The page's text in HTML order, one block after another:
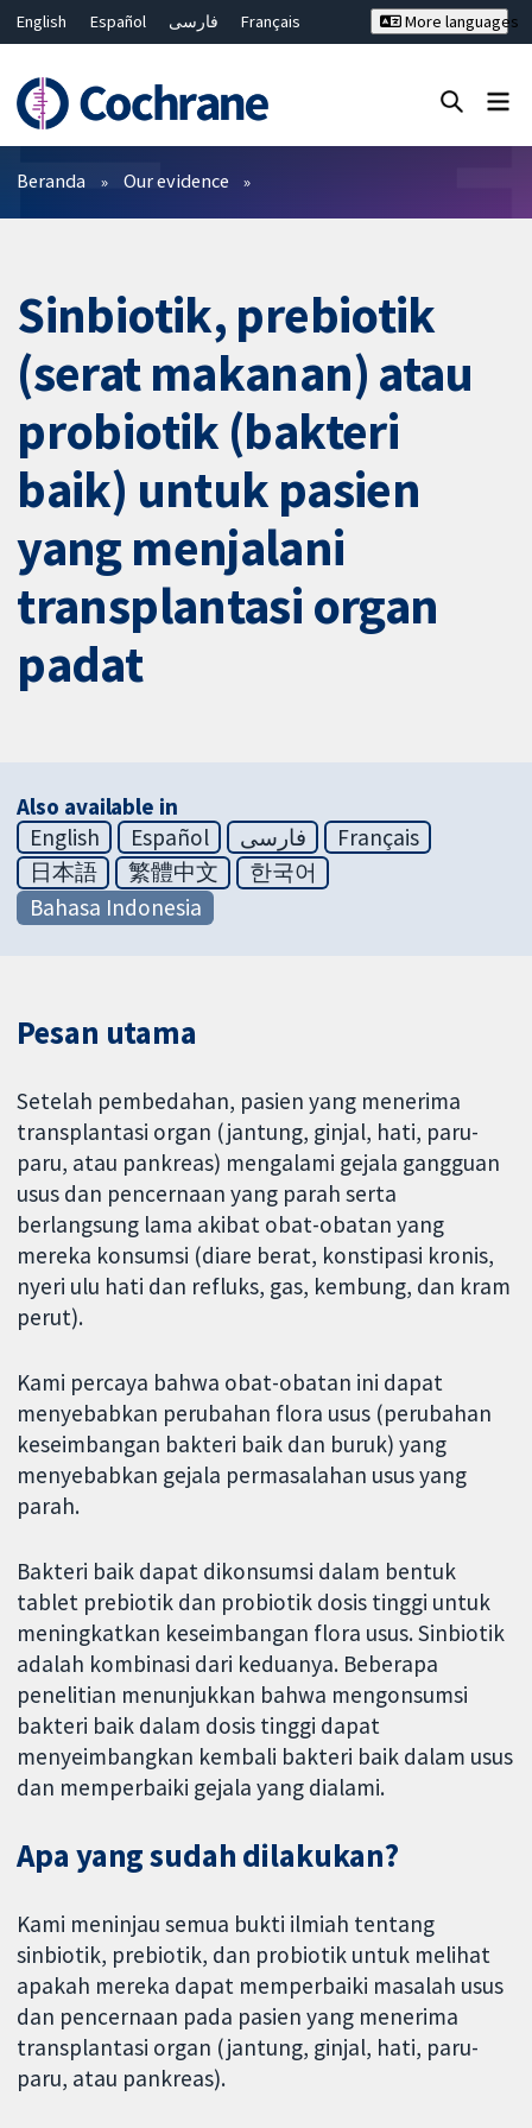
English Español فارسی
Français
Bahasa Malaysia
ไทย
繁體中文
简体中文
More languages
Filter
Beranda Our evidence
Sinbiotik, prebiotik
(serat makanan) atau
probiotik (bakteri
baik) untuk pasien
yang menjalani
transplantasi organ
padat
Also available in
English
Español فارسی
Français
日本語
繁體中文
한국어
Bahasa Indonesia
Pesan utama
Setelah pembedahan, pasien yang menerima
transplantasi organ (jantung, ginjal, hati, paru-
paru, atau pankreas) mengalami gejala gangguan
usus dan pencernaan yang parah serta
berlangsung lama akibat obat-obatan yang
mereka konsumsi (diare berat, konstipasi kronis,
nyeri ulu hati dan refluks, gas, kembung, dan kram
perut).
Kami percaya bahwa obat-obatan ini dapat
menyebabkan perubahan flora usus (perubahan
keseimbangan bakteri baik dan buruk) yang
menyebabkan gejala permasalahan usus yang
parah.
Bakteri baik dapat dikonsumsi dalam bentuk
tablet prebiotik dan probiotik dosis tinggi untuk
meningkatkan keseimbangan flora usus. Sinbiotik
adalah kombinasi dari keduanya. Beberapa
penelitian menunjukkan bahwa mengonsumsi
bakteri baik dalam dosis tinggi dapat
menyeimbangkan kembali bakteri baik dalam usus
dan memperbaiki gejala yang dialami.
Apa yang sudah dilakukan?
Kami meninjau semua bukti ilmiah tentang
sinbiotik, prebiotik, dan probiotik untuk melihat
apakah mereka dapat memperbaiki masalah usus
dan pencernaan pada pasien yang menerima
transplantasi organ (jantung, ginjal, hati, paru-
paru, atau pankreas).